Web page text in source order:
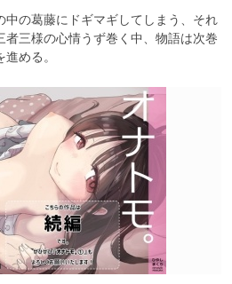
中の葛藤にドギマギしてしまう、それ
三様の心情うず巻く中、物語は次巻
める。